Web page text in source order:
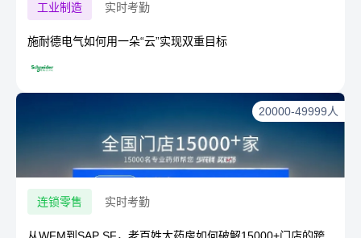
工业制造 实时考勤
施耐德电气如何用一朵“云”实现双重目标
20000-49999人
连锁零售 实时考勤